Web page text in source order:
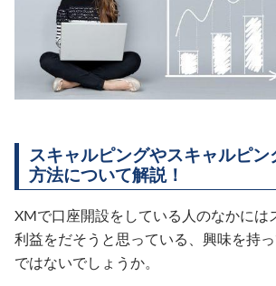
スキャルピングやスキャルピン
方法について解説！
XMで口座開設をしている人のなかには
利益をだそうと思っている、興味を持
ではないでしょうか。